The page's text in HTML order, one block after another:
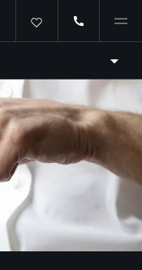
ипотеку